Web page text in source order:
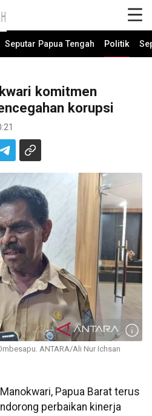
Seputar Papua Tengah Politik
komitmen
korupsi
ANTARA/Ali Nur Ichsan
Papua Barat terus
perbaikan kinerja